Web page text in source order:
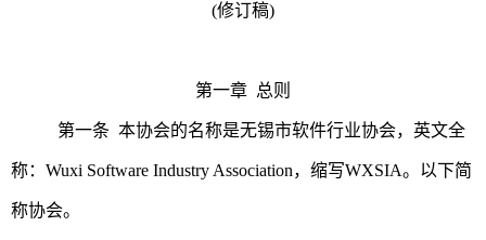
(修订稿)
第一章 总则
第一条 本协会的名称是无锡市软件行业协会，英文全
称：Wuxi Software Industry Association，缩写WXSIA。以下简
称协会。